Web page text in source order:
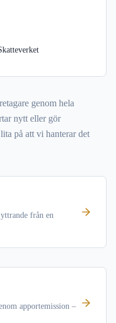
genom hela
nytt eller gör
på att vi hanterar det
från en
apportemission –